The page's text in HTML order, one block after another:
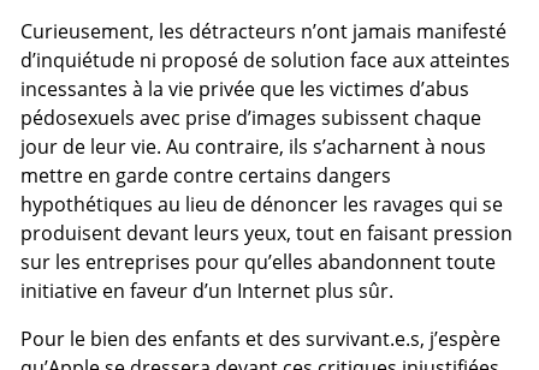
Curieusement, les détracteurs n’ont jamais manifesté
d’inquiétude ni proposé de solution face aux atteintes
incessantes à la vie privée que les victimes d’abus
pédosexuels avec prise d’images subissent chaque
jour de leur vie. Au contraire, ils s’acharnent à nous
mettre en garde contre certains dangers
hypothétiques au lieu de dénoncer les ravages qui se
produisent devant leurs yeux, tout en faisant pression
sur les entreprises pour qu’elles abandonnent toute
initiative en faveur d’un Internet plus sûr.
Pour le bien des enfants et des survivant.e.s, j’espère